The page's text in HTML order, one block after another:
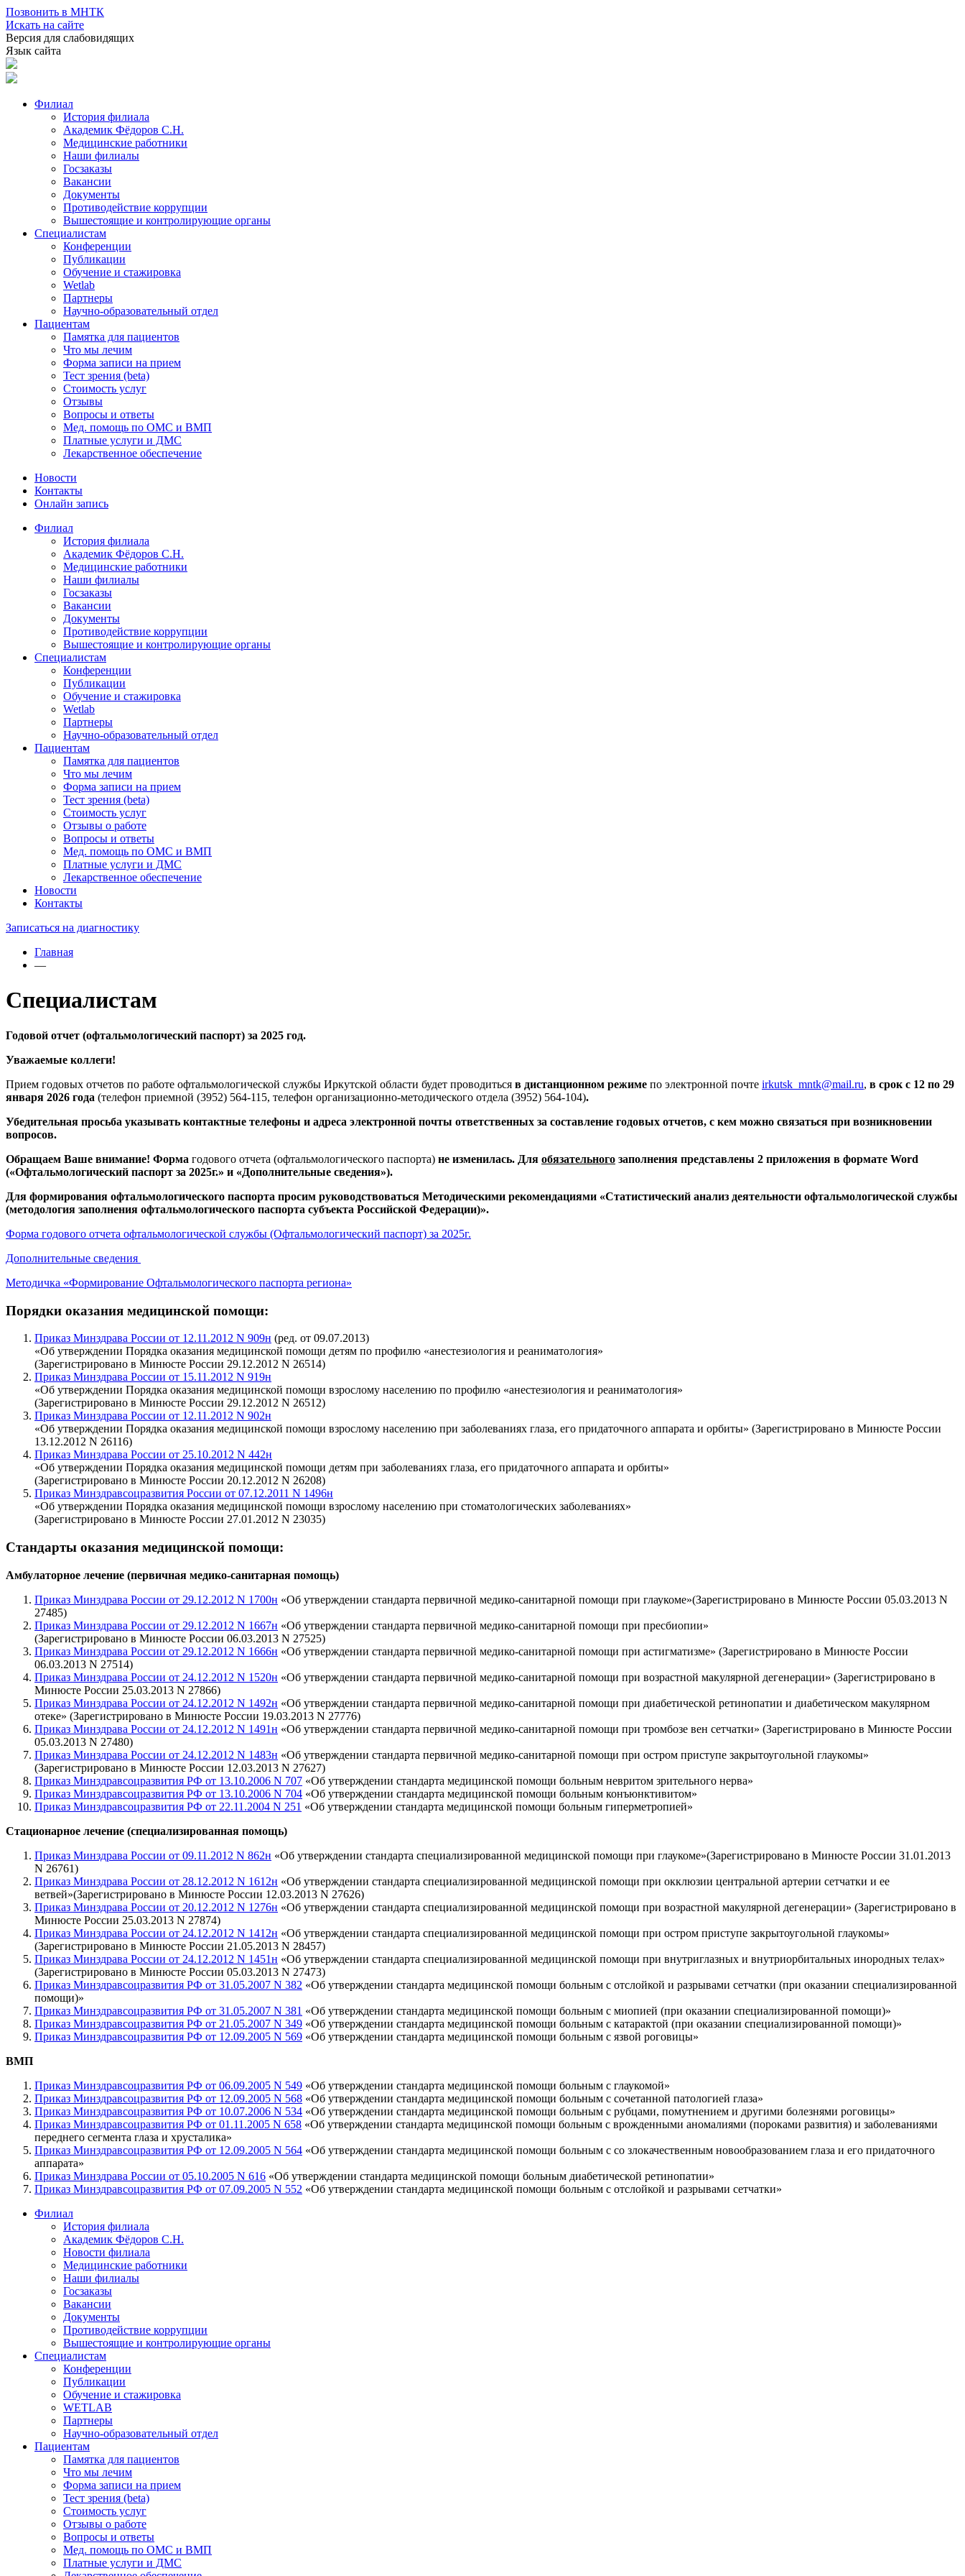
Позвонить в МНТК
Искать на сайте
Версия для слабовидящих
Язык сайта
Филиал
История филиала
Академик Фёдоров С.Н.
Медицинские работники
Наши филиалы
Госзаказы
Вакансии
Документы
Противодействие коррупции
Вышестоящие и контролирующие органы
Специалистам
Конференции
Публикации
Обучение и стажировка
Wetlab
Партнеры
Научно-образовательный отдел
Пациентам
Памятка для пациентов
Что мы лечим
Форма записи на прием
Тест зрения (beta)
Стоимость услуг
Отзывы
Вопросы и ответы
Мед. помощь по ОМС и ВМП
Платные услуги и ДМС
Лекарственное обеспечение
Новости
Контакты
Онлайн запись
Филиал
История филиала
Академик Фёдоров С.Н.
Медицинские работники
Наши филиалы
Госзаказы
Вакансии
Документы
Противодействие коррупции
Вышестоящие и контролирующие органы
Специалистам
Конференции
Публикации
Обучение и стажировка
Wetlab
Партнеры
Научно-образовательный отдел
Пациентам
Памятка для пациентов
Что мы лечим
Форма записи на прием
Тест зрения (beta)
Стоимость услуг
Отзывы о работе
Вопросы и ответы
Мед. помощь по ОМС и ВМП
Платные услуги и ДМС
Лекарственное обеспечение
Новости
Контакты
Записаться на диагностику
Главная
—
Специалистам
Годовой отчет (офтальмологический паспорт) за 2025 год.
Уважаемые коллеги!
Прием годовых отчетов по работе офтальмологической службы Иркутской области будет проводиться в дистанционном режиме по электронной почте irkutsk_mntk@mail.ru, в срок с 12 по 29
января 2026 года (телефон приемной (3952) 564-115, телефон организационно-методического отдела (3952) 564-104).
Убедительная просьба указывать контактные телефоны и адреса электронной почты ответственных за составление годовых отчетов, с кем можно связаться при возникновении
вопросов.
Обращаем Ваше внимание! Форма годового отчета (офтальмологического паспорта) не изменилась. Для обязательного заполнения представлены 2 приложения в формате Word
(«Офтальмологический паспорт за 2025г.» и «Дополнительные сведения»).
Для формирования офтальмологического паспорта просим руководствоваться Методическими рекомендациями «Статистический анализ деятельности офтальмологической службы
(методология заполнения офтальмологического паспорта субъекта Российской Федерации)».
Форма годового отчета офтальмологической службы (Офтальмологический паспорт) за 2025г.
Дополнительные сведения
Методичка «Формирование Офтальмологического паспорта региона»
Порядки оказания медицинской помощи:
Приказ Минздрава России от 12.11.2012 N 909н (ред. от 09.07.2013)
«Об утверждении Порядка оказания медицинской помощи детям по профилю «анестезиология и реаниматология»
(Зарегистрировано в Минюсте России 29.12.2012 N 26514)
Приказ Минздрава России от 15.11.2012 N 919н
«Об утверждении Порядка оказания медицинской помощи взрослому населению по профилю «анестезиология и реаниматология»
(Зарегистрировано в Минюсте России 29.12.2012 N 26512)
Приказ Минздрава России от 12.11.2012 N 902н
«Об утверждении Порядка оказания медицинской помощи взрослому населению при заболеваниях глаза, его придаточного аппарата и орбиты» (Зарегистрировано в Минюсте России
13.12.2012 N 26116)
Приказ Минздрава России от 25.10.2012 N 442н
«Об утверждении Порядка оказания медицинской помощи детям при заболеваниях глаза, его придаточного аппарата и орбиты»
(Зарегистрировано в Минюсте России 20.12.2012 N 26208)
Приказ Минздравсоцразвития России от 07.12.2011 N 1496н
«Об утверждении Порядка оказания медицинской помощи взрослому населению при стоматологических заболеваниях»
(Зарегистрировано в Минюсте России 27.01.2012 N 23035)
Стандарты оказания медицинской помощи:
Амбулаторное лечение (первичная медико-санитарная помощь)
Приказ Минздрава России от 29.12.2012 N 1700н «Об утверждении стандарта первичной медико-санитарной помощи при глаукоме»(Зарегистрировано в Минюсте России 05.03.2013 N
27485)
Приказ Минздрава России от 29.12.2012 N 1667н «Об утверждении стандарта первичной медико-санитарной помощи при пресбиопии»
(Зарегистрировано в Минюсте России 06.03.2013 N 27525)
Приказ Минздрава России от 29.12.2012 N 1666н «Об утверждении стандарта первичной медико-санитарной помощи при астигматизме» (Зарегистрировано в Минюсте России
06.03.2013 N 27514)
Приказ Минздрава России от 24.12.2012 N 1520н «Об утверждении стандарта первичной медико-санитарной помощи при возрастной макулярной дегенерации» (Зарегистрировано в
Минюсте России 25.03.2013 N 27866)
Приказ Минздрава России от 24.12.2012 N 1492н «Об утверждении стандарта первичной медико-санитарной помощи при диабетической ретинопатии и диабетическом макулярном
отеке» (Зарегистрировано в Минюсте России 19.03.2013 N 27776)
Приказ Минздрава России от 24.12.2012 N 1491н «Об утверждении стандарта первичной медико-санитарной помощи при тромбозе вен сетчатки» (Зарегистрировано в Минюсте России
05.03.2013 N 27480)
Приказ Минздрава России от 24.12.2012 N 1483н «Об утверждении стандарта первичной медико-санитарной помощи при остром приступе закрытоугольной глаукомы»
(Зарегистрировано в Минюсте России 12.03.2013 N 27627)
Приказ Минздравсоцразвития РФ от 13.10.2006 N 707 «Об утверждении стандарта медицинской помощи больным невритом зрительного нерва»
Приказ Минздравсоцразвития РФ от 13.10.2006 N 704 «Об утверждении стандарта медицинской помощи больным конъюнктивитом»
Приказ Минздравсоцразвития РФ от 22.11.2004 N 251 «Об утверждении стандарта медицинской помощи больным гиперметропией»
Стационарное лечение (специализированная помощь)
Приказ Минздрава России от 09.11.2012 N 862н «Об утверждении стандарта специализированной медицинской помощи при глаукоме»(Зарегистрировано в Минюсте России 31.01.2013
N 26761)
Приказ Минздрава России от 28.12.2012 N 1612н «Об утверждении стандарта специализированной медицинской помощи при окклюзии центральной артерии сетчатки и ее
ветвей»(Зарегистрировано в Минюсте России 12.03.2013 N 27626)
Приказ Минздрава России от 20.12.2012 N 1276н «Об утверждении стандарта специализированной медицинской помощи при возрастной макулярной дегенерации» (Зарегистрировано в
Минюсте России 25.03.2013 N 27874)
Приказ Минздрава России от 24.12.2012 N 1412н «Об утверждении стандарта специализированной медицинской помощи при остром приступе закрытоугольной глаукомы»
(Зарегистрировано в Минюсте России 21.05.2013 N 28457)
Приказ Минздрава России от 24.12.2012 N 1451н «Об утверждении стандарта специализированной медицинской помощи при внутриглазных и внутриорбитальных инородных телах»
(Зарегистрировано в Минюсте России 05.03.2013 N 27473)
Приказ Минздравсоцразвития РФ от 31.05.2007 N 382 «Об утверждении стандарта медицинской помощи больным с отслойкой и разрывами сетчатки (при оказании специализированной
помощи)»
Приказ Минздравсоцразвития РФ от 31.05.2007 N 381 «Об утверждении стандарта медицинской помощи больным с миопией (при оказании специализированной помощи)»
Приказ Минздравсоцразвития РФ от 21.05.2007 N 349 «Об утверждении стандарта медицинской помощи больным с катарактой (при оказании специализированной помощи)»
Приказ Минздравсоцразвития РФ от 12.09.2005 N 569 «Об утверждении стандарта медицинской помощи больным с язвой роговицы»
ВМП
Приказ Минздравсоцразвития РФ от 06.09.2005 N 549 «Об утверждении стандарта медицинской помощи больным с глаукомой»
Приказ Минздравсоцразвития РФ от 12.09.2005 N 568 «Об утверждении стандарта медицинской помощи больным с сочетанной патологией глаза»
Приказ Минздравсоцразвития РФ от 10.07.2006 N 534 «Об утверждении стандарта медицинской помощи больным с рубцами, помутнением и другими болезнями роговицы»
Приказ Минздравсоцразвития РФ от 01.11.2005 N 658 «Об утверждении стандарта медицинской помощи больным с врожденными аномалиями (пороками развития) и заболеваниями
переднего сегмента глаза и хрусталика»
Приказ Минздравсоцразвития РФ от 12.09.2005 N 564 «Об утверждении стандарта медицинской помощи больным с со злокачественным новообразованием глаза и его придаточного
аппарата»
Приказ Минздрава России от 05.10.2005 N 616 «Об утверждении стандарта медицинской помощи больным диабетической ретинопатии»
Приказ Минздравсоцразвития РФ от 07.09.2005 N 552 «Об утверждении стандарта медицинской помощи больным с отслойкой и разрывами сетчатки»
Филиал
История филиала
Академик Фёдоров С.Н.
Новости филиала
Медицинские работники
Наши филиалы
Госзаказы
Вакансии
Документы
Противодействие коррупции
Вышестоящие и контролирующие органы
Специалистам
Конференции
Публикации
Обучение и стажировка
WETLAB
Партнеры
Научно-образовательный отдел
Пациентам
Памятка для пациентов
Что мы лечим
Форма записи на прием
Тест зрения (beta)
Стоимость услуг
Отзывы о работе
Вопросы и ответы
Мед. помощь по ОМС и ВМП
Платные услуги и ДМС